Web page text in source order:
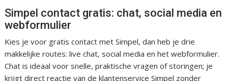
Simpel contact gratis: chat, social media en
webformulier
Kies je voor gratis contact met Simpel, dan heb je drie
makkelijke routes: live chat, social media en het webformulier.
Chat is ideaal voor snelle, praktische vragen of storingen; je
krijgt direct reactie van de klantenservice Simpel zonder